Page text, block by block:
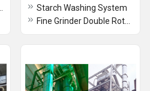
Starch Washing System